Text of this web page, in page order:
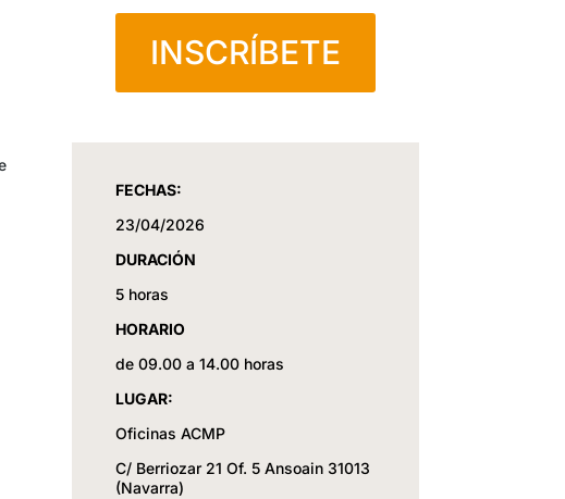
INSCRÍBETE
FECHAS:
23/04/2026
DURACIÓN
5 horas
HORARIO
de 09.00 a 14.00 horas
LUGAR:
Oficinas ACMP
C/ Berriozar 21 Of. 5 Ansoain 31013
(Navarra)